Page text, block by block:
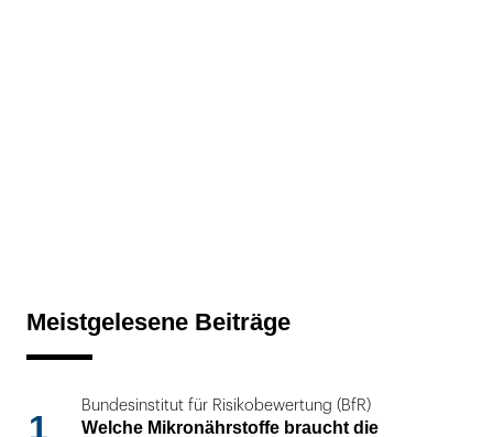
Meistgelesene Beiträge
1
Bundesinstitut für Risikobewertung (BfR)
Welche Mikronährstoffe braucht die